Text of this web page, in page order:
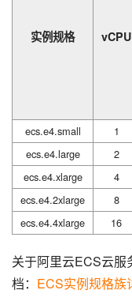
实例规格 vCPU
ecs.e4.small 1
ecs.e4.large
2
ecs.e4.xlarge
4
ecs.e4.2xlarge
8
ecs.e4.4xlarge
16
关于阿里云ECS云
档： ECS实例规格族